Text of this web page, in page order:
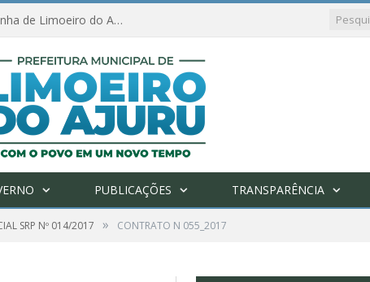
Ações de combate à Covid-19 na região ribeirinha de Limoeiro do Ajuru continuam
PUBLICAÇÕES TRANSPARÊNCIA
SRP Nº 014/2017 » CONTRATO N 055_2017